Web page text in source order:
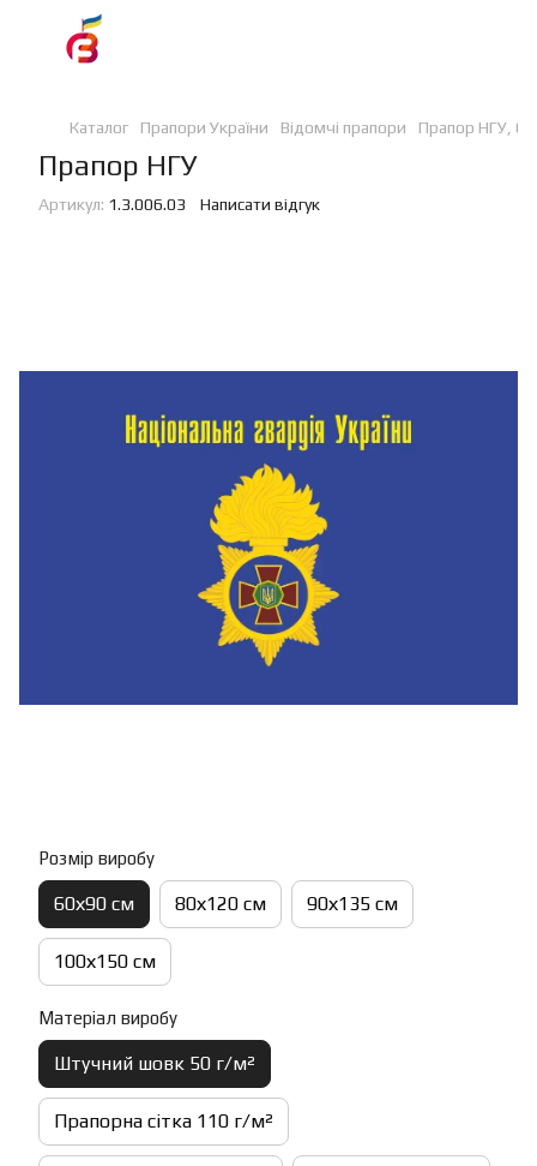
Каталог Прапори України Відомчі прапори Прапор НГУ,
Прапор НГУ
Артикул: 1.3.006.03 Написати відгук
Розмір виробу
60х90 см 80х120 см 90х135 см
100х150 см
Матеріал виробу
Штучний шовк 50 г/м²
Прапорна сітка 110 г/м²